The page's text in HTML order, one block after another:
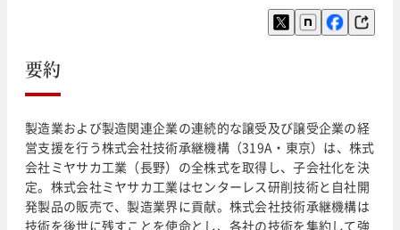
要約
製造業および製造関連企業の連続的な譲受及び譲受企業の経
営支援を行う株式会社技術承継機構（319A・東京）は、株式
会社ミヤサカ工業（長野）の全株式を取得し、子会社化を決
定。株式会社ミヤサカ工業はセンターレス研削技術と自社開
発製品の販売で、製造業界に貢献。株式会社技術承継機構は
技術を後世に残すことを使命とし、各社の技術を集約して強